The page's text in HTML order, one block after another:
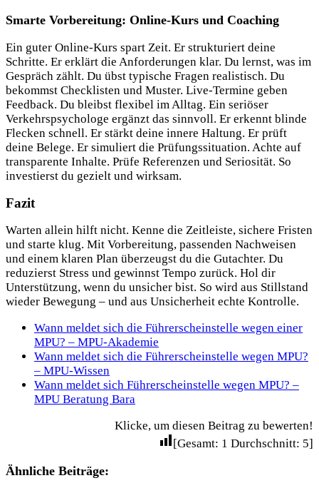
Smarte Vorbereitung: Online-Kurs und Coaching
Ein guter Online-Kurs spart Zeit. Er strukturiert deine
Schritte. Er erklärt die Anforderungen klar. Du lernst, was im
Gespräch zählt. Du übst typische Fragen realistisch. Du
bekommst Checklisten und Muster. Live-Termine geben
Feedback. Du bleibst flexibel im Alltag. Ein seriöser
Verkehrspsychologe ergänzt das sinnvoll. Er erkennt blinde
Flecken schnell. Er stärkt deine innere Haltung. Er prüft
deine Belege. Er simuliert die Prüfungssituation. Achte auf
transparente Inhalte. Prüfe Referenzen und Seriosität. So
investierst du gezielt und wirksam.
Fazit
Warten allein hilft nicht. Kenne die Zeitleiste, sichere Fristen
und starte klug. Mit Vorbereitung, passenden Nachweisen
und einem klaren Plan überzeugst du die Gutachter. Du
reduzierst Stress und gewinnst Tempo zurück. Hol dir
Unterstützung, wenn du unsicher bist. So wird aus Stillstand
wieder Bewegung – und aus Unsicherheit echte Kontrolle.
Wann meldet sich die Führerscheinstelle wegen einer
MPU? – MPU-Akademie
Wann meldet sich die Führerscheinstelle wegen MPU?
– MPU-Wissen
Wann meldet sich Führerscheinstelle wegen MPU? –
MPU Beratung Bara
Klicke, um diesen Beitrag zu bewerten!
[Gesamt: 1 Durchschnitt: 5]
Ähnliche Beiträge: